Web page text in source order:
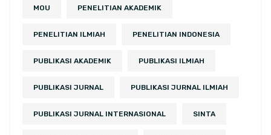
MOU PENELITIAN AKADEMIK
PENELITIAN ILMIAH PENELITIAN INDONESIA
PUBLIKASI AKADEMIK PUBLIKASI ILMIAH
PUBLIKASI JURNAL PUBLIKASI JURNAL ILMIAH
PUBLIKASI JURNAL INTERNASIONAL SINTA